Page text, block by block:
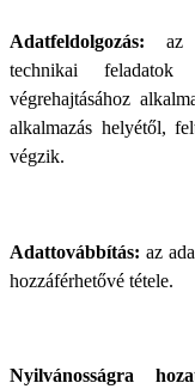
Adatfeldolgozás: az
technikai feladatok
végrehajtásához
alkalmazás helyétől,
végzik.
Adattovábbítás: az
hozzáférhetővé tétele.
Nyilvánosságra